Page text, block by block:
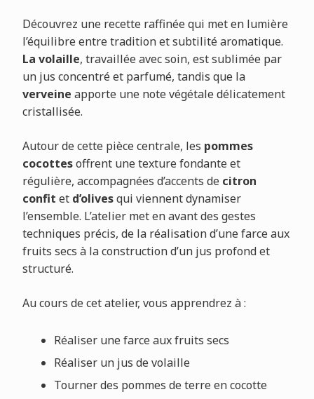
Découvrez une recette raffinée qui met en lumière
l’équilibre entre tradition et subtilité aromatique.
La volaille, travaillée avec soin, est sublimée par
un jus concentré et parfumé, tandis que la
verveine apporte une note végétale délicatement
cristallisée.
Autour de cette pièce centrale, les pommes
cocottesoffrent une texture fondante et
régulière, accompagnées d’accents de citron
confit et d’olivesqui viennent dynamiser
l’ensemble. L’atelier met en avant des gestes
techniques précis, de la réalisation d’une farce aux
fruits secs à la construction d’un jus profond et
structuré.
Au cours de cet atelier, vous apprendrez à :
Réaliser une farce aux fruits secs
Réaliser un jus de volaille
Tourner des pommes de terre en cocotte